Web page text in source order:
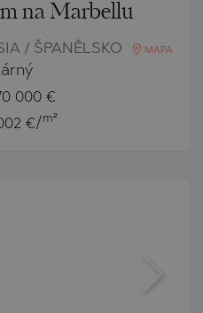
na Marbellu
/ ŠPANĚLSKO MAPA
000 €
€/m²